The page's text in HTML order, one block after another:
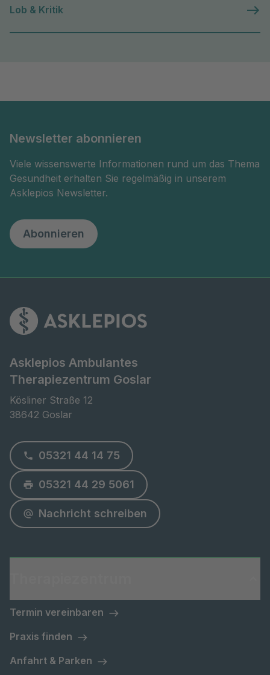
Lob & Kritik
Newsletter abonnieren
Viele wissenswerte Informationen rund um das Thema
Gesundheit erhalten Sie regelmäßig in unserem
Asklepios Newsletter.
Abonnieren
Asklepios Ambulantes
Therapiezentrum Goslar
Kösliner Straße 12
38642 Goslar
05321 44 14 75
05321 44 29 5061
Nachricht schreiben
Termin vereinbaren
Praxis finden
Anfahrt & Parken